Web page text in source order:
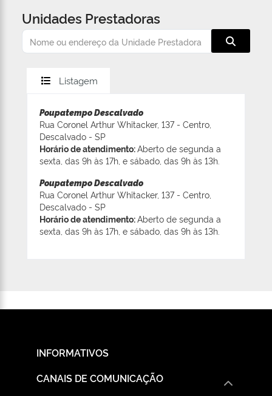
Unidades Prestadoras
Listagem
Poupatempo Descalvado
Rua Coronel Arthur Whitacker, 137 - Centro,
Descalvado - SP
Horário de atendimento:Aberto de segunda a
sexta, das 9h às 17h, e sábado, das 9h às 13h.
Poupatempo Descalvado
Rua Coronel Arthur Whitacker, 137 - Centro,
Descalvado - SP
Horário de atendimento:Aberto de segunda a
sexta, das 9h às 17h, e sábado, das 9h às 13h.
INFORMATIVOS
CANAIS DE COMUNICAÇÃO